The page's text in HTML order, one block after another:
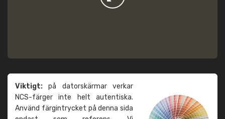
Viktigt: på datorskärmar verkar
NCS-färger inte helt autentiska.
Använd färgintrycket på denna sida